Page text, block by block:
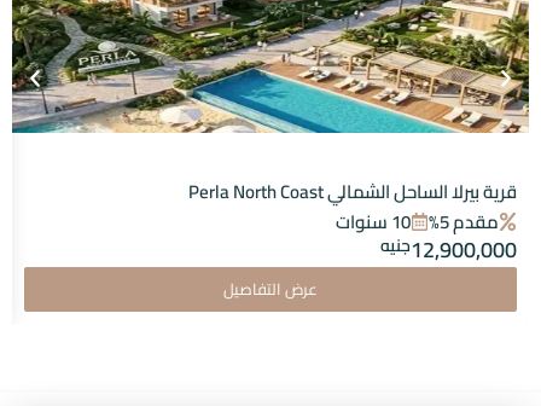
قرية بيرلا الساحل الشمالي Perla North Coast
مقدم 5%
10 سنوات
12,900,000جنيه
عرض التفاصيل